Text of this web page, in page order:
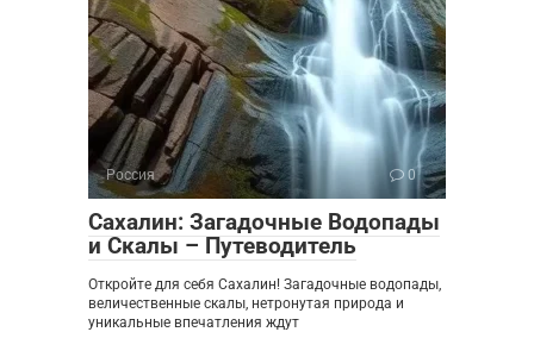
Россия 0
Сахалин: Загадочные Водопады
и Скалы – Путеводитель
Откройте для себя Сахалин! Загадочные водопады,
величественные скалы, нетронутая природа и
уникальные впечатления ждут